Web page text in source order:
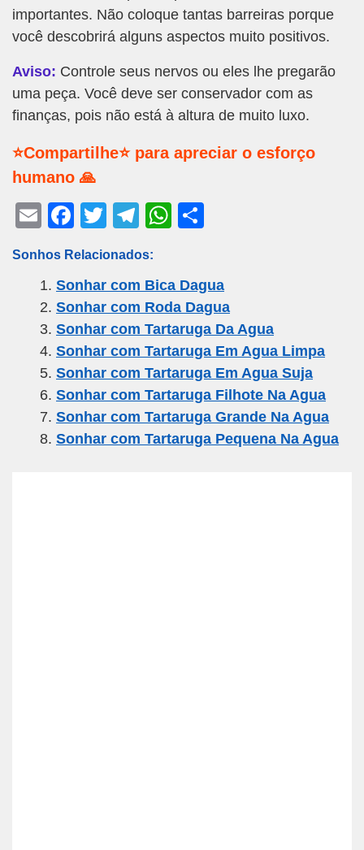
importantes. Não coloque tantas barreiras porque
você descobrirá alguns aspectos muito positivos.
Aviso: Controle seus nervos ou eles lhe pregarão
uma peça. Você deve ser conservador com as
finanças, pois não está à altura de muito luxo.
⭐Compartilhe⭐ para apreciar o esforço
humano 🙏
E
ail
F
c
e
b
o
o
k
T
tt
er
T
e
gr
a
m
W
s
A
p
p
e
Sonhos Relacionados:
Sonhar com Bica Dagua
Sonhar com Roda Dagua
Sonhar com Tartaruga Da Agua
Sonhar com Tartaruga Em Agua Limpa
Sonhar com Tartaruga Em Agua Suja
Sonhar com Tartaruga Filhote Na Agua
Sonhar com Tartaruga Grande Na Agua
Sonhar com Tartaruga Pequena Na Agua